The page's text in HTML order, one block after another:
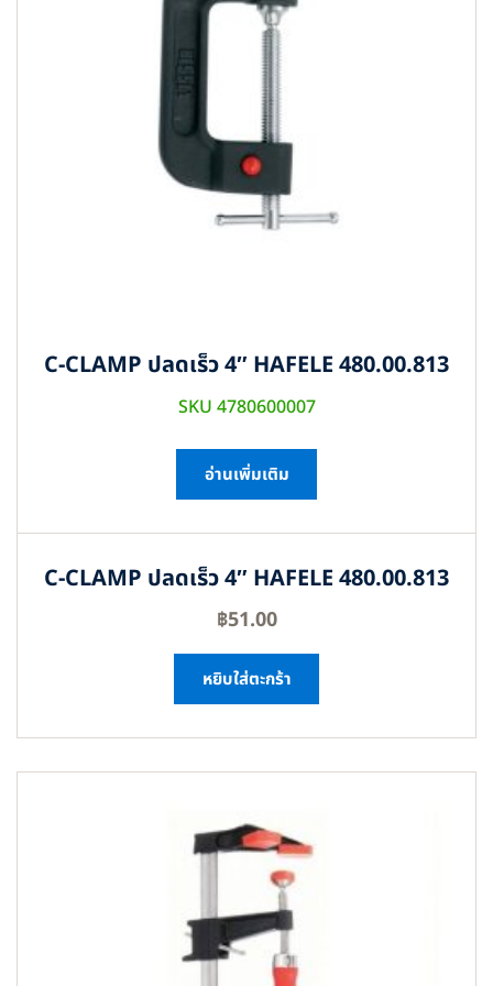
C-CLAMP ปลดเร็ว 4″ HAFELE 480.00.813
SKU 4780600007
อ่านเพิ่มเติม
C-CLAMP ปลดเร็ว 4″ HAFELE 480.00.813
฿51.00
หยิบใส่ตะกร้า